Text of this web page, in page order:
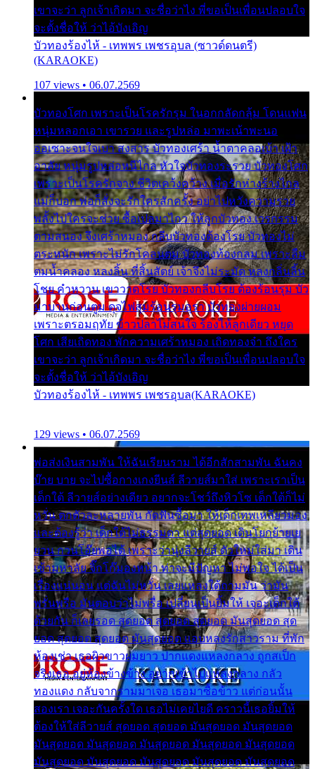
เขาจะว่า ลูกเจ้าเกิดมา จะชื่อว่าไง พี่ขอเป็นเพื่อนปลอบใจ
จะตั้งชื่อให้ ว่าไอ้บังเอิญ
บัวทองร้องไห้ - เทพพร เพชรอุบล (ซาวด์ดนตรี)
(KARAOKE)
107 views • 06.07.2569
บัวทองโศก เพราะเป็นโรครักรุม ในอกกลัดกลุ้ม โดนแฟน
หนุ่มหลอกเอา เขารวย และรูปหล่อ มาพะเน้าพะนอ
ออเซาะจนใจเบา สงสาร บัวทองเศร้า น้ำตาคลอเบ้า เฝ้า
อาลัย หนุ่มรูปหล่อหนีไกล หัวใจบัวทองระรวย บัวทองโศก
เพราะเป็นโรครักจาง ชีวิตเคว้งคว้าง เมื่อรักห่างร้างไกล
แม่ก็บอก พ่อก็สั่งจะรักใครสักครั้ง อย่าไปหวังความรวย
พลั้งไปใครจะช่วย ซื้อเปลมาไกว ให้ลูกบัวทอง เวรกรรม
ตามสนอง จึงเศร้าหมอง กลีบบัวทองต้องโรย บัวทองไม่
ตระหนัก เพราะไม่รักโคลนตม บัวทองท้องกลม เพราะลืม
ตมน้ำคลอง หลงลิ้น ที่สิ้นสัตย์ เจ้าจึงไม่ระมัด หลงกลิ่นลิ้น
โชย คำหวาน เขาวาดโรย บัวทองกลีบโรย ต้องร้อนรุม บัว
มาบานก่อนตูม ดุจไฟสุมร้อนรุมอุรา บัวทองผ่ายผอม
เพราะตรอมฤทัย ข้าวปลาไม่สนใจ ร้องไห้ลูกเดียว หยุด
โศก เสียเถิดทอง พักความเศร้าหมอง เถิดทองจ๋า ถึงใคร
เขาจะว่า ลูกเจ้าเกิดมา จะชื่อว่าไง พี่ขอเป็นเพื่อนปลอบใจ
จะตั้งชื่อให้ ว่าไอ้บังเอิญ
บัวทองร้องไห้ - เทพพร เพชรอุบล(KARAOKE)
129 views • 06.07.2569
พ่อส่งเงินสามพัน ให้ฉันเรียนราม ได้อีกสักสามพัน ฉันคง
บ๊าย บาย จะไปซื้อกางเกงยีนส์ ลีวายส์มาใส่ เพราะเราเป็น
เด็กใต้ ลีวายส์อย่างเดียว อยากจะโชว์ถึงหิวโซ เด็กใต้ก็ไม่
หวั่น ตกตัวละหลายพัน กัดฟันซื้อมา ให้เด็กเทพเหลียวมอง
และต้องรู้ว่า เด็กใต้ไม่ธรรมดา แต่สุดยอด เดินโยกย้ายเย
ยวน กวนโอ๊ยพอได้ เพราะว่านุ่งลีวายส์ ตัวใหม่ใส่มา เดิน
เข้ามหาลัย จิ๊กโก๊มองหน้า ท่าจะมีปัญหา ไม่พอใจ ได้เป็น
เรื่องแน่นอน แต่ฉันไม่หวั่น เลยแหลงใต้ถามมัน ว่ามัน
พรั่นพรือ มันตอบว่าไม่พรื่อ เปลี่ยนเป็นยิ้มให้ เจอะเด็กใต้
ด้วยกัน ก็เลยรอด สุดยอด สุดยอด สุดยอด มันสุดยอด สุด
ยอด สุดยอด สุดยอด มันสุดยอด แอบหลงรักสาวราม ที่พัก
ห้องเช่า เธอผิวขาวผมยาว ปากแดงแหลงกลาง ถูกสเป็ก
จริงเธอ อยู่ห้องข้างข้าง อยากเข้าไปแหลงกลาง กลัว
ทองแดง กลับจากรามมาเจอ เธอมาซื้อข้าว แต่ก่อนนั้น
สองเรา เจอะกันครั้งใด เธอไม่เคยไยดี คราวนี้เธอยิ้มให้
ต้องให้ใส่ลีวายส์ สุดยอด สุดยอด มันสุดยอด มันสุดยอด
มันสุดยอด มันสุดยอด มันสุดยอด มันสุดยอด มันสุดยอด
มันสุดยอด มันสุดยอด มันสุดยอด มันสุดยอด มันสุดยอด